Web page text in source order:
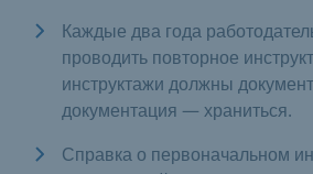
Каждые два года
проводить повторное
инструктажи должны
документация — храниться.
Справка о первоначальном